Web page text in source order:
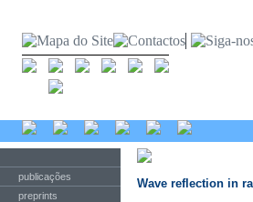
publicações
preprints
Wave reflection in